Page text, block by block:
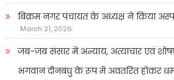
बिक्रम नगर पंचायत के अध्यक्ष ने किया
March 21, 2026
जब-जब संसार में अन्याय, अत्याचार एवं
भगवान दीनबंधु के रूप में अवतरित होकर